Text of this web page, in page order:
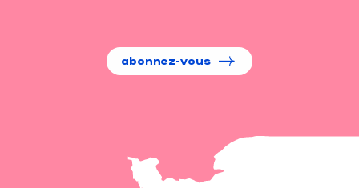
abonnez-vous